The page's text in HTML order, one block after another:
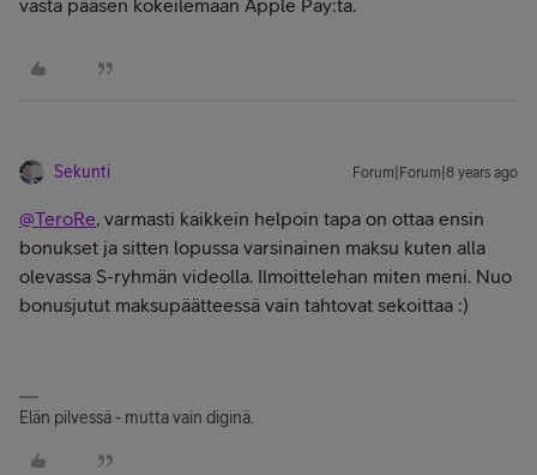
vasta pääsen kokeilemaan Apple Pay:ta.
Sekunti Forum|Forum|8 years ago
@TeroRe, varmasti kaikkein helpoin tapa on ottaa ensin
bonukset ja sitten lopussa varsinainen maksu kuten alla
olevassa S-ryhmän videolla. Ilmoittelehan miten meni. Nuo
bonusjutut maksupäätteessä vain tahtovat sekoittaa :)
Elän pilvessä - mutta vain diginä.